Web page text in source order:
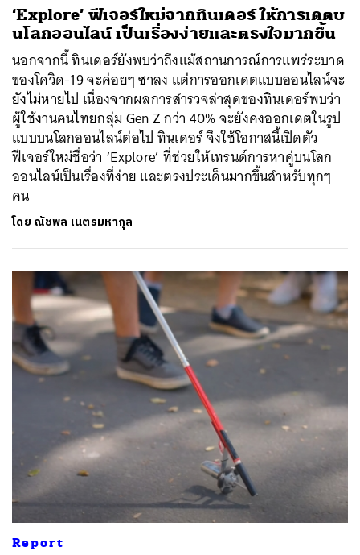
‘Explore’ ฟีเจอร์ใหม่จากทินเดอร์ ให้การเดตบ
นโลกออนไลน์ เป็นเรื่องง่ายและตรงใจมากขึ้น
นอกจากนี้ ทินเดอร์ยังพบว่าถึงแม้สถานการณ์การแพร่ระบาด
ของโควิด-19 จะค่อยๆ ซาลง แต่การออกเดตแบบออนไลน์จะ
ยังไม่หายไป เนื่องจากผลการสำรวจล่าสุดของทินเดอร์พบว่า
ผู้ใช้งานคนไทยกลุ่ม Gen Z กว่า 40% จะยังคงออกเดตในรูป
แบบบนโลกออนไลน์ต่อไป ทินเดอร์ จึงใช้โอกาสนี้เปิดตัว
ฟีเจอร์ใหม่ชื่อว่า ‘Explore’ ที่ช่วยให้เทรนด์การหาคู่บนโลก
ออนไลน์เป็นเรื่องที่ง่าย และตรงประเด็นมากขึ้นสำหรับทุกๆ
คน
โดย ณัชพล เนตรมหากุล
Report